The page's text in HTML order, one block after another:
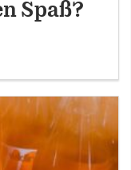
Spaß?